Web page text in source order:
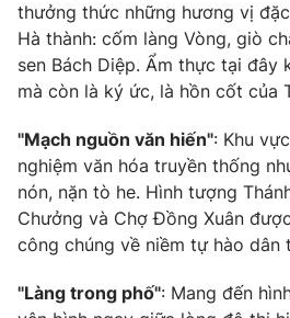
thưởng thức những hương vị
Hà thành: cốm làng Vòng, giò
sen Bách Diệp. Ẩm thực tại đây
mà còn là ký ức, là hồn cốt của
"Mạch nguồn văn hiến": Khu
nghiệm văn hóa truyền thống
nón, nặn tò he. Hình tượng
Chưởng và Chợ Đồng Xuân
công chúng về niềm tự hào dân
"Làng trong phố": Mang đến